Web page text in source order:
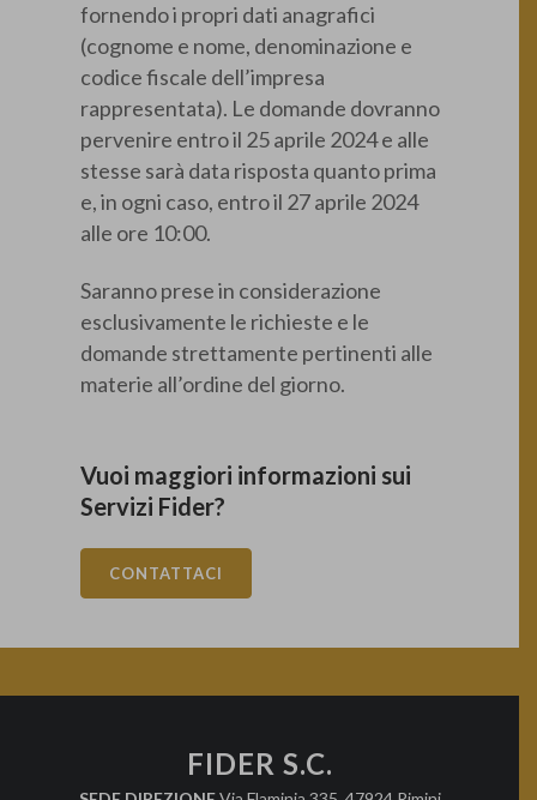
fornendo i propri dati anagrafici
(cognome e nome, denominazione e
codice fiscale dell’impresa
rappresentata). Le domande dovranno
pervenire entro il 25 aprile 2024 e alle
stesse sarà data risposta quanto prima
e, in ogni caso, entro il 27 aprile 2024
alle ore 10:00.
Saranno prese in considerazione
esclusivamente le richieste e le
domande strettamente pertinenti alle
materie all’ordine del giorno.
Vuoi maggiori informazioni sui
Servizi Fider?
CONTATTACI
FIDER S.C.